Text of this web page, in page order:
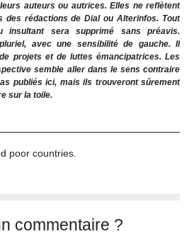
auteurs ou autrices. Elles ne reflètent
des rédactions de Dial ou Alterinfos. Tout
insultant sera supprimé sans préavis.
avec une sensibilité de gauche. Il
projets et de luttes émancipatrices. Les
semble aller dans le sens contraire
publiés ici, mais ils trouveront sûrement
sur la toile.
poor countries.
commentaire ?